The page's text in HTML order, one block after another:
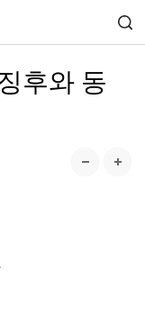
후와 동